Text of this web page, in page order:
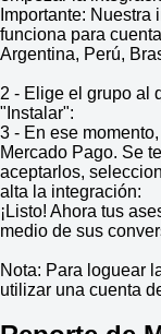
Importante:
funciona para
Argentina, Perú,
2 - Elige el grupo al
"Instalar":
3 - En ese
Mercado Pago. Se
aceptarlos,
alta la integración:
¡Listo! Ahora tus
medio de sus
Nota: Para loguear
utilizar una cuenta